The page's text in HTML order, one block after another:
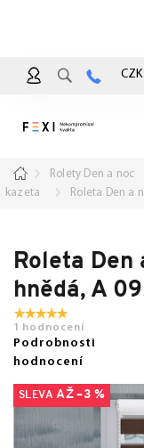
CZK
DomůRolety Den a noc
kazeta
Roleta Den a
Roleta Den
hnědá, A
1 hodnocení
Podrobnosti
hodnocení
AŽ –3 %